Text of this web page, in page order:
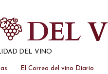
DEL
DEL VINO
El Correo del vino Diario